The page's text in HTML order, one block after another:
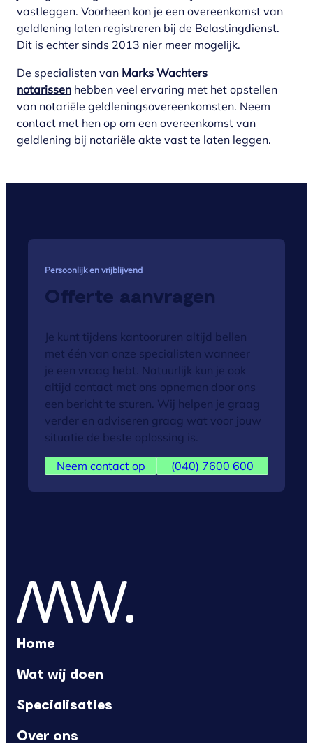
vastleggen. Voorheen kon je een overeenkomst van
geldlening laten registreren bij de Belastingdienst.
Dit is echter sinds 2013 nier meer mogelijk.
De specialisten van Marks Wachters
notarissen hebben veel ervaring met het opstellen
van notariële geldleningsovereenkomsten. Neem
contact met hen op om een overeenkomst van
geldlening bij notariële akte vast te laten leggen.
Persoonlijk en vrijblijvend
Offerte aanvragen
Je kunt tijdens kantooruren altijd bellen
met één van onze specialisten wanneer
je een vraag hebt. Natuurlijk kun je ook
altijd contact met ons opnemen door ons
een bericht te sturen. Wij helpen je graag
verder en adviseren graag wat voor jouw
situatie de beste oplossing is.
Neem contact op (040) 7600 600
Home
Wat wij doen
Specialisaties
Over ons